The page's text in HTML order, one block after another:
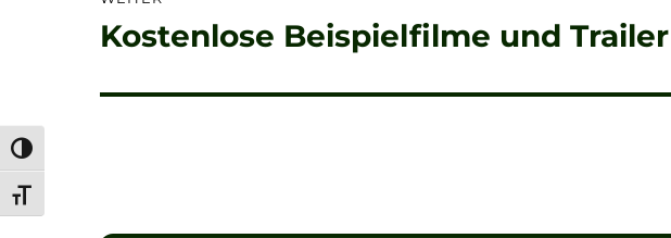
UMSCHALTEN AUF HOHE KONTRASTE
SCHRIFT VERGRÖSSERN
Nächster
Kostenlose Beispielfilme und